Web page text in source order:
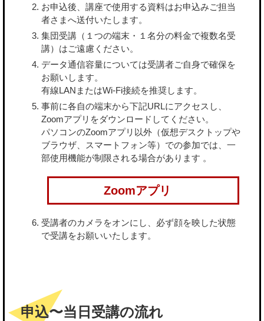
お申込後、講座で使用する資料はお申込みご担当
者さまへ送付いたします。
集団受講（１つの端末・１名分の料金で複数名受
講）はご遠慮ください。
データ通信容量については受講者ご自身で確保を
お願いします。
有線LANまたはWi-Fi接続を推奨します。
事前に各自の端末から下記URLにアクセスし、
Zoomアプリをダウンロードしてください。
パソコンのZoomアプリ以外（仮想デスクトップや
ブラウザ、スマートフォン等）での参加では、一
部使用機能が制限される場合があります 。
Zoomアプリ
受講者のカメラをオンにし、必ず顔を映した状態
で受講をお願いいたします。
申込〜当日受講の流れ